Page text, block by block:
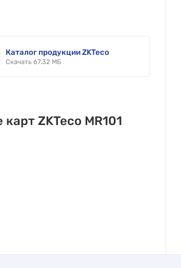
Каталог продукции ZKTeco
Скачать 67.32 МБ
ZKTeco MR101